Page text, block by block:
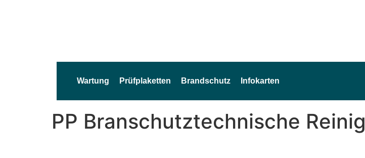
Wartung Prüfplaketten Brandschutz Infokarten
PP Branschutztechnische